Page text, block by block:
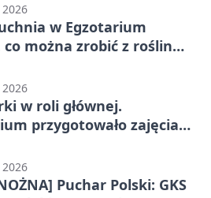
w Egzotarium
co można zrobić z roślin
w roli głównej.
przygotowało zajęcia
Puchar Polski: GKS